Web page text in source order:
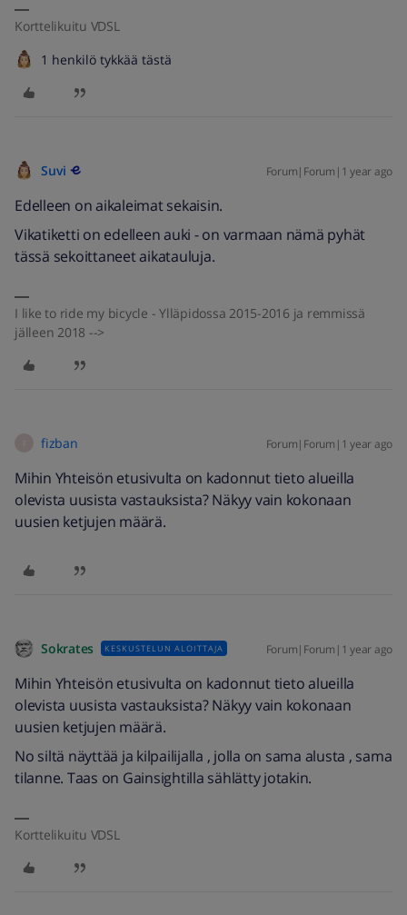
Korttelikuitu VDSL
1 henkilö tykkää tästä
Suvi Forum|Forum|1 year ago
Edelleen on aikaleimat sekaisin.
Vikatiketti on edelleen auki - on varmaan nämä pyhät
tässä sekoittaneet aikatauluja.
I like to ride my bicycle - Ylläpidossa 2015-2016 ja remmissä
jälleen 2018 -->
fizban Forum|Forum|1 year ago
Mihin Yhteisön etusivulta on kadonnut tieto alueilla
olevista uusista vastauksista? Näkyy vain kokonaan
uusien ketjujen määrä.
Sokrates KESKUSTELUN ALOITTAJA Forum|Forum|1 year ago
Mihin Yhteisön etusivulta on kadonnut tieto alueilla
olevista uusista vastauksista? Näkyy vain kokonaan
uusien ketjujen määrä.
No siltä näyttää ja kilpailijalla , jolla on sama alusta , sama
tilanne. Taas on Gainsightilla sählätty jotakin.
Korttelikuitu VDSL